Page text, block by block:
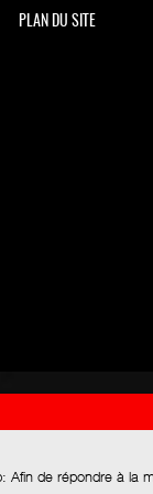
PLAN DU SITE
: Afin de répondre à la